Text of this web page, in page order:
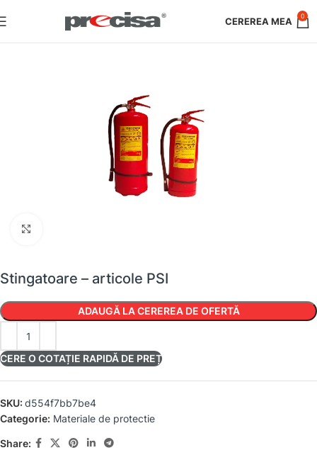
0
Stingatoare – articole PSI
ADAUGĂ LA CEREREA DE OFERTĂ
CERE O COTAȚIE RAPIDĂ DE PREȚ
SKU: d554f7bb7be4
Categorie: Materiale de protectie
Share: